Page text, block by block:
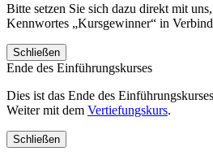
Bitte setzen Sie sich dazu direkt mit
Kennwortes „Kursgewinner“ in
Schließen
Ende des Einführungskurses
Dies ist das Ende des
Weiter mit dem Vertiefungskurs.
Schließen